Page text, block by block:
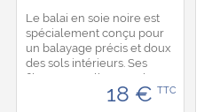
Le balai en soie noire est
spécialement conçu pour
un balayage précis et doux
des sols intérieurs. Ses
fibres naturelles souples
capturent efficacement la
18 € TTC